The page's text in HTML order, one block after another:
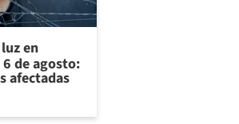
en
de agosto:
afectadas